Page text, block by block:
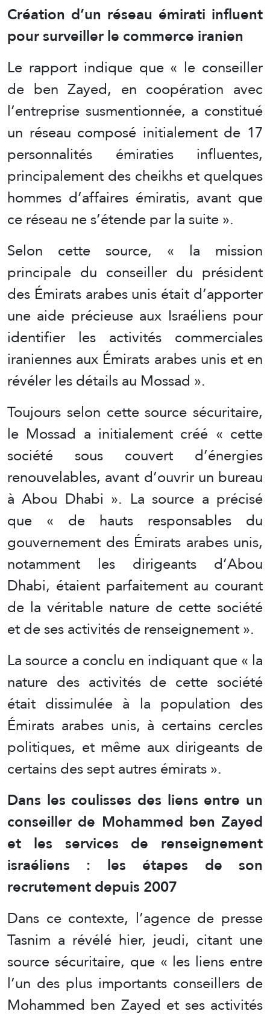
Création d’un réseau émirati influent
pour surveiller le commerce iranien
Le rapport indique que « le conseiller
de ben Zayed, en coopération avec
l’entreprise susmentionnée, a constitué
un réseau composé initialement de 17
personnalités émiraties influentes,
principalement des cheikhs et quelques
hommes d’affaires émiratis, avant que
ce réseau ne s’étende par la suite ».
Selon cette source, « la mission
principale du conseiller du président
des Émirats arabes unis était d’apporter
une aide précieuse aux Israéliens pour
identifier les activités commerciales
iraniennes aux Émirats arabes unis et en
révéler les détails au Mossad ».
Toujours selon cette source sécuritaire,
le Mossad a initialement créé « cette
société sous couvert d’énergies
renouvelables, avant d’ouvrir un bureau
à Abou Dhabi ». La source a précisé
que « de hauts responsables du
gouvernement des Émirats arabes unis,
notamment les dirigeants d’Abou
Dhabi, étaient parfaitement au courant
de la véritable nature de cette société
et de ses activités de renseignement ».
La source a conclu en indiquant que « la
nature des activités de cette société
était dissimulée à la population des
Émirats arabes unis, à certains cercles
politiques, et même aux dirigeants de
certains des sept autres émirats ».
Dans les coulisses des liens entre un
conseiller de Mohammed ben Zayed
et les services de renseignement
israéliens : les étapes de son
recrutement depuis 2007
Dans ce contexte, l’agence de presse
Tasnim a révélé hier, jeudi, citant une
source sécuritaire, que « les liens entre
l’un des plus importants conseillers de
Mohammed ben Zayed et ses activités